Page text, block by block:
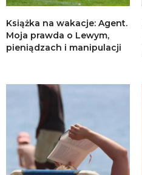
Książka na wakacje: Agent.
Moja prawda o Lewym,
pieniądzach i manipulacji